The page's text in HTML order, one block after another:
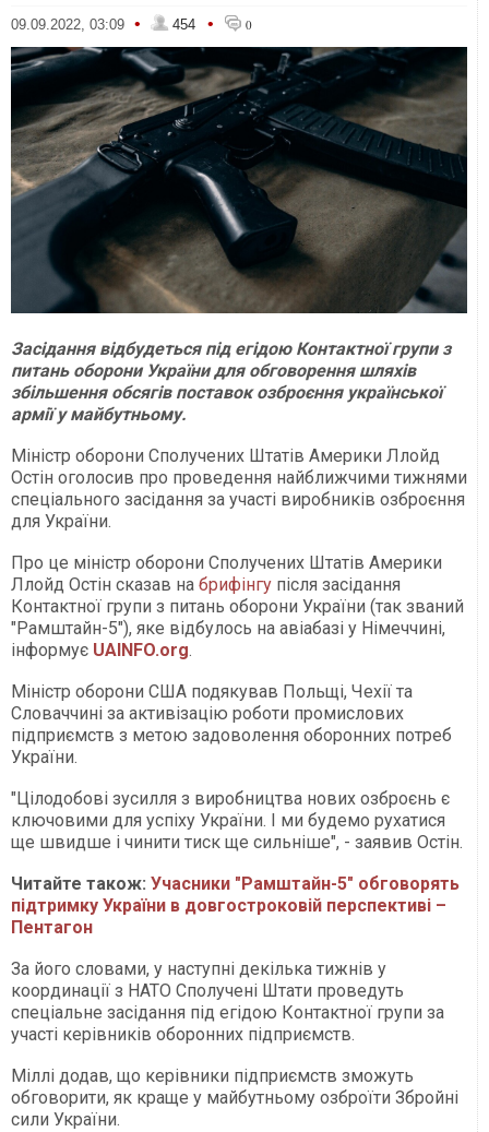
09.09.2022, 03:09 • 454 • 0
Засідання відбудеться під егідою Контактної групи з
питань оборони України для обговорення шляхів
збільшення обсягів поставок озброєння української
армії у майбутньому.
Міністр оборони Сполучених Штатів Америки Ллойд
Остін оголосив про проведення найближчими тижнями
спеціального засідання за участі виробників озброєння
для України.
Про це міністр оборони Сполучених Штатів Америки
Ллойд Остін сказав на брифінгу після засідання
Контактної групи з питань оборони України (так званий
"Рамштайн-5"), яке відбулось на авіабазі у Німеччині,
інформує UAINFO.org.
Міністр оборони США подякував Польщі, Чехії та
Словаччині за активізацію роботи промислових
підприємств з метою задоволення оборонних потреб
України.
"Цілодобові зусилля з виробництва нових озброєнь є
ключовими для успіху України. І ми будемо рухатися
ще швидше і чинити тиск ще сильніше", - заявив Остін.
Читайте також: Учасники "Рамштайн-5" обговорять
підтримку України в довгостроковій перспективі –
Пентагон
За його словами, у наступні декілька тижнів у
координації з НАТО Сполучені Штати проведуть
спеціальне засідання під егідою Контактної групи за
участі керівників оборонних підприємств.
Міллі додав, що керівники підприємств зможуть
обговорити, як краще у майбутньому озброїти Збройні
сили України.